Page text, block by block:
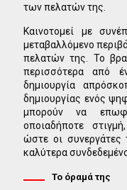
των πελατών της.
Καινοτομεί με
μεταβαλλόμενο
πελατών της. Το
περισσότερα από
δημιουργία
δημιουργίας ενός
μπορούν να
οποιαδήποτε
ώστε οι συνεργάτες
καλύτερα
Το όραμά της